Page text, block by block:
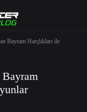
Bayram Harçlıkları ile
Bayram